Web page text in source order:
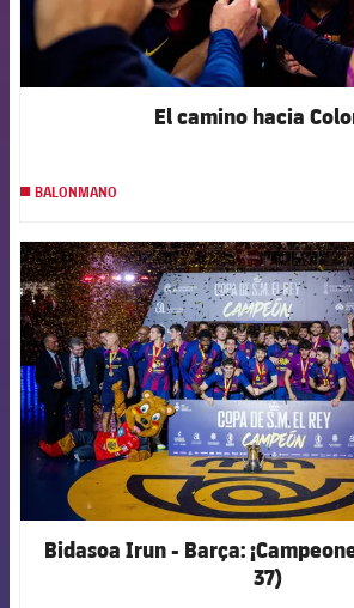
El camino hacia
BALONMANO
FCB
Bidasoa Irun - Barça:
37)